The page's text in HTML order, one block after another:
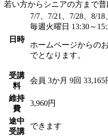
若い方からシニアの方まで
日時
7/7、7/21、7/28、8/
毎週火曜日 13:30～
ホームページからの
でとなります。
受講
料
会員 3か月 9回 33,165
維持
費
3,960円
途中
受講
できます